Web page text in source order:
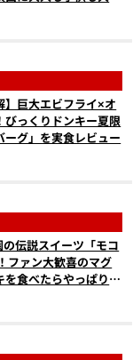
】巨大エビフライ×オ
びっくりドンキー夏限
グ」を実食レビュー
の伝説スイーツ「モコ
ファン大歓喜のマグ
食べたらやっぱり最